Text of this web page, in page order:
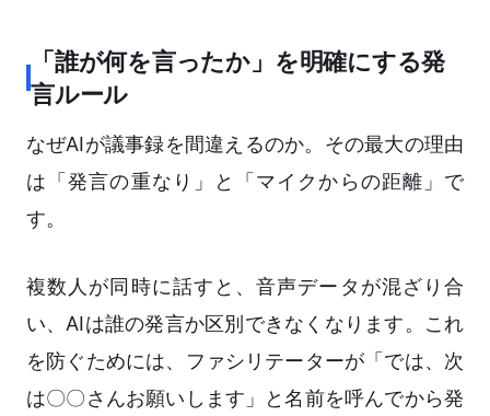
「誰が何を言ったか」を明確にする発
言ルール
なぜAIが議事録を間違えるのか。その最大の理由
は「発言の重なり」と「マイクからの距離」で
す。
複数人が同時に話すと、音声データが混ざり合
い、AIは誰の発言か区別できなくなります。これ
を防ぐためには、ファシリテーターが「では、次
は〇〇さんお願いします」と名前を呼んでから発